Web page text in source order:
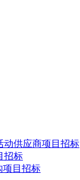
动供应商项目招标
招标
项目招标